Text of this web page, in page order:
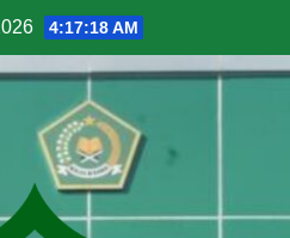
4:17:19 AM